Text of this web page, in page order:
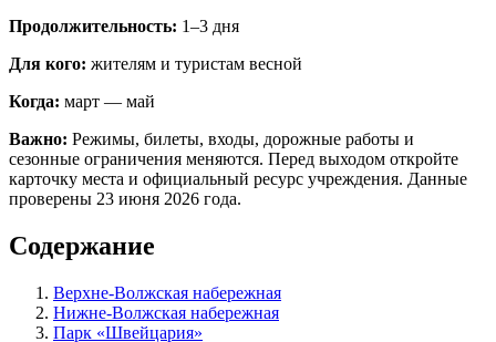
Продолжительность: 1–3 дня
Для кого: жителям и туристам весной
Когда: март — май
Важно: Режимы, билеты, входы, дорожные работы и
сезонные ограничения меняются. Перед выходом откройте
карточку места и официальный ресурс учреждения. Данные
проверены 23 июня 2026 года.
Содержание
Верхне-Волжская набережная
Нижне-Волжская набережная
Парк «Швейцария»